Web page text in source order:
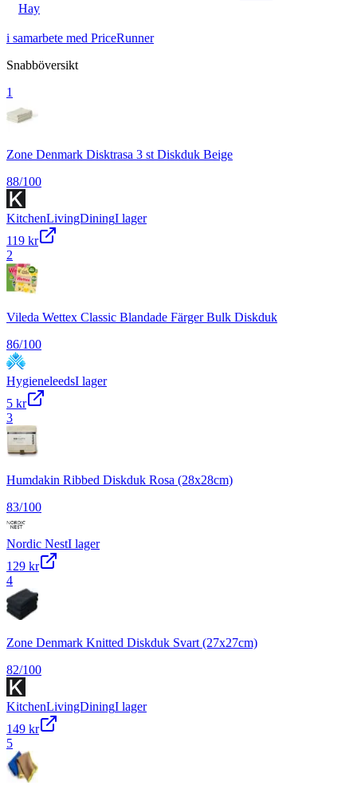
Hay
i samarbete med PriceRunner
Snabböversikt
1
Zone Denmark Disktrasa 3 st Diskduk Beige
88/100
KitchenLivingDiningI lager
119 kr
2
Vileda Wettex Classic Blandade Färger Bulk Diskduk
86/100
HygieneleedsI lager
5 kr
3
Humdakin Ribbed Diskduk Rosa (28x28cm)
83/100
Nordic NestI lager
129 kr
4
Zone Denmark Knitted Diskduk Svart (27x27cm)
82/100
KitchenLivingDiningI lager
149 kr
5